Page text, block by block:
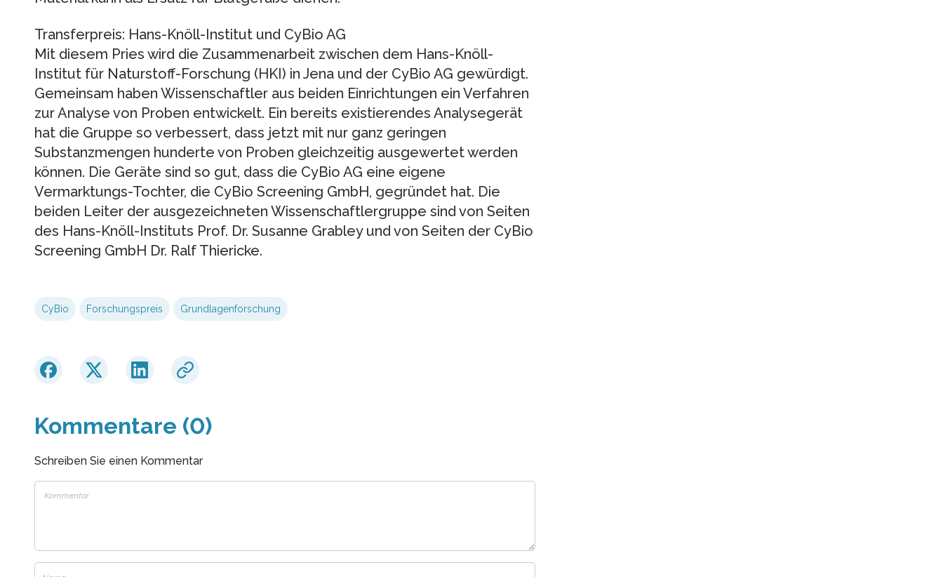
Transferpreis: Hans-Knöll-Institut und CyBio AG
Mit diesem Pries wird die Zusammenarbeit zwischen dem Hans-Knöll-
Institut für Naturstoff-Forschung (HKI) in Jena und der CyBio AG gewürdigt.
Gemeinsam haben Wissenschaftler aus beiden Einrichtungen ein Verfahren
zur Analyse von Proben entwickelt. Ein bereits existierendes Analysegerät
hat die Gruppe so verbessert, dass jetzt mit nur ganz geringen
Substanzmengen hunderte von Proben gleichzeitig ausgewertet werden
können. Die Geräte sind so gut, dass die CyBio AG eine eigene
Vermarktungs-Tochter, die CyBio Screening GmbH, gegründet hat. Die
beiden Leiter der ausgezeichneten Wissenschaftlergruppe sind von Seiten
des Hans-Knöll-Instituts Prof. Dr. Susanne Grabley und von Seiten der CyBio
Screening GmbH Dr. Ralf Thiericke.
CyBio Forschungspreis Grundlagenforschung
Kommentare (0)
Schreiben Sie einen Kommentar